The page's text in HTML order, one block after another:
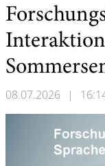
08.07.2026 |